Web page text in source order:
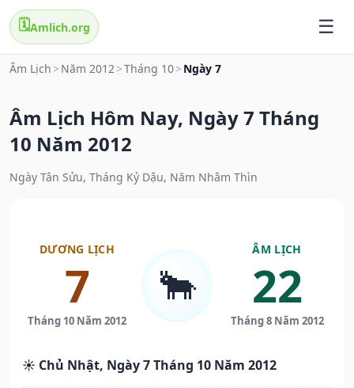
🗓️Amlich.org
Âm Lịch > Năm 2012>Tháng 10> Ngày 7
Âm Lịch Hôm Nay, Ngày 7 Tháng
10 Năm 2012
Ngày Tân Sửu, Tháng Kỷ Dậu, Năm Nhâm Thìn
DƯƠNG LỊCH
7
Tháng 10 Năm 2012
🐂
ÂM LỊCH
22
Tháng 8 Năm 2012
☀️ Chủ Nhật, Ngày 7 Tháng 10 Năm 2012